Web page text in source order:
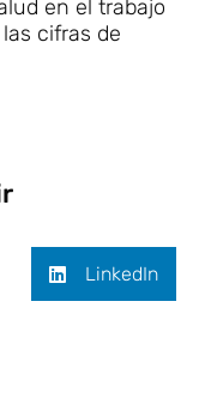
en el trabajo
cifras de
LinkedIn